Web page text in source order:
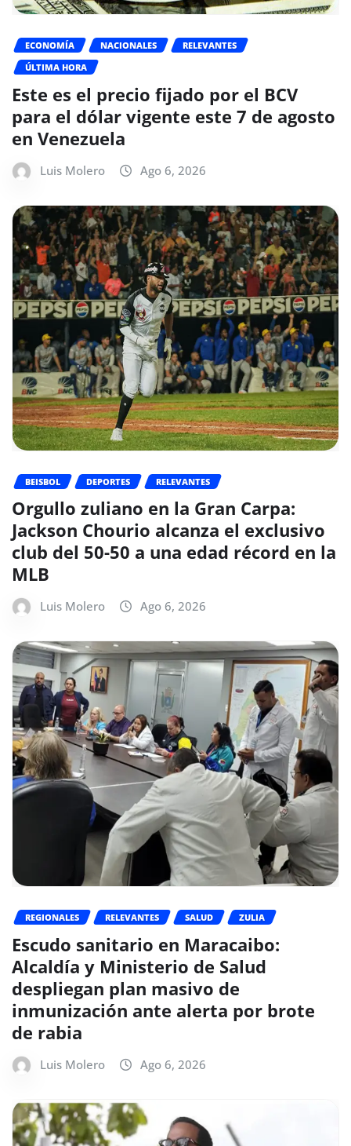
ECONOMÍA NACIONALES
RELEVANTES
ÚLTIMA HORA
Este es el precio fijado por el BCV
para el dólar vigente este 7 de agosto
en Venezuela
Luis Molero Ago 6, 2026
BEISBOL DEPORTES RELEVANTES
Orgullo zuliano en la Gran Carpa:
Jackson Chourio alcanza el exclusivo
club del 50-50 a una edad récord en la
MLB
Luis Molero Ago 6, 2026
REGIONALES RELEVANTES SALUD ZULIA
Escudo sanitario en Maracaibo:
Alcaldía y Ministerio de Salud
despliegan plan masivo de
inmunización ante alerta por brote
de rabia
Luis Molero Ago 6, 2026